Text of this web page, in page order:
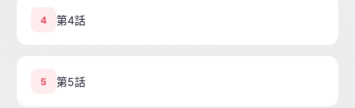
4 第4話
5 第5話